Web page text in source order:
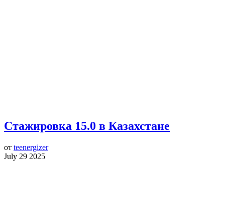
Стажировка 15.0 в Казахстане
от teenergizer
July 29 2025